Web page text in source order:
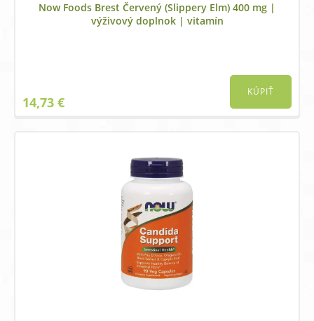
Now Foods Brest Červený (Slippery Elm) 400 mg |
výživový doplnok | vitamín
14,73 €
KÚPIŤ